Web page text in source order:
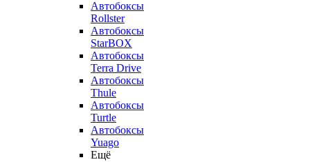
Автобоксы
Rollster
Автобоксы
StarBOX
Автобоксы
Terra Drive
Автобоксы
Thule
Автобоксы
Turtle
Автобоксы
Yuago
Ещё